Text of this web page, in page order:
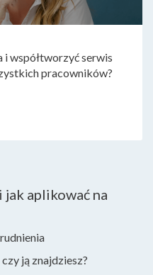
i współtworzyć serwis
pracowników?
jak aplikować na
ją znajdziesz?